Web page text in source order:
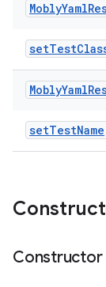
MoblyYaml
setTest
MoblyYaml
setTestName
Constructor